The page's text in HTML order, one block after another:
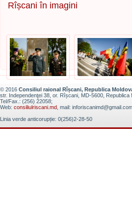
Rîșcani în imagini
© 2016 Consiliul raional Rîșcani, Republica
str. Independenţei 38, or. Rîșcani, MD-5600, Republica
Tel/Fax.: (256) 22058;
Web: consiliulriscani.md , mail:
Linia verde anticorupție: 0(256)2-28-50